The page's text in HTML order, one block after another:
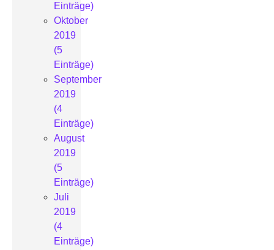
Einträge)
Oktober
2019
(5
Einträge)
September
2019
(4
Einträge)
August
2019
(5
Einträge)
Juli
2019
(4
Einträge)